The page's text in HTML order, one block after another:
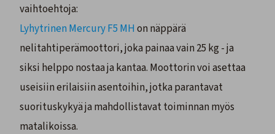
vaihtoehtoja:
Lyhytrinen Mercury F5 MH on näppärä
nelitahtiperämoottori, joka painaa vain 25 kg - ja
siksi helppo nostaa ja kantaa. Moottorin voi asettaa
useisiin erilaisiin asentoihin, jotka parantavat
suorituskykyä ja mahdollistavat toiminnan myös
matalikoissa.